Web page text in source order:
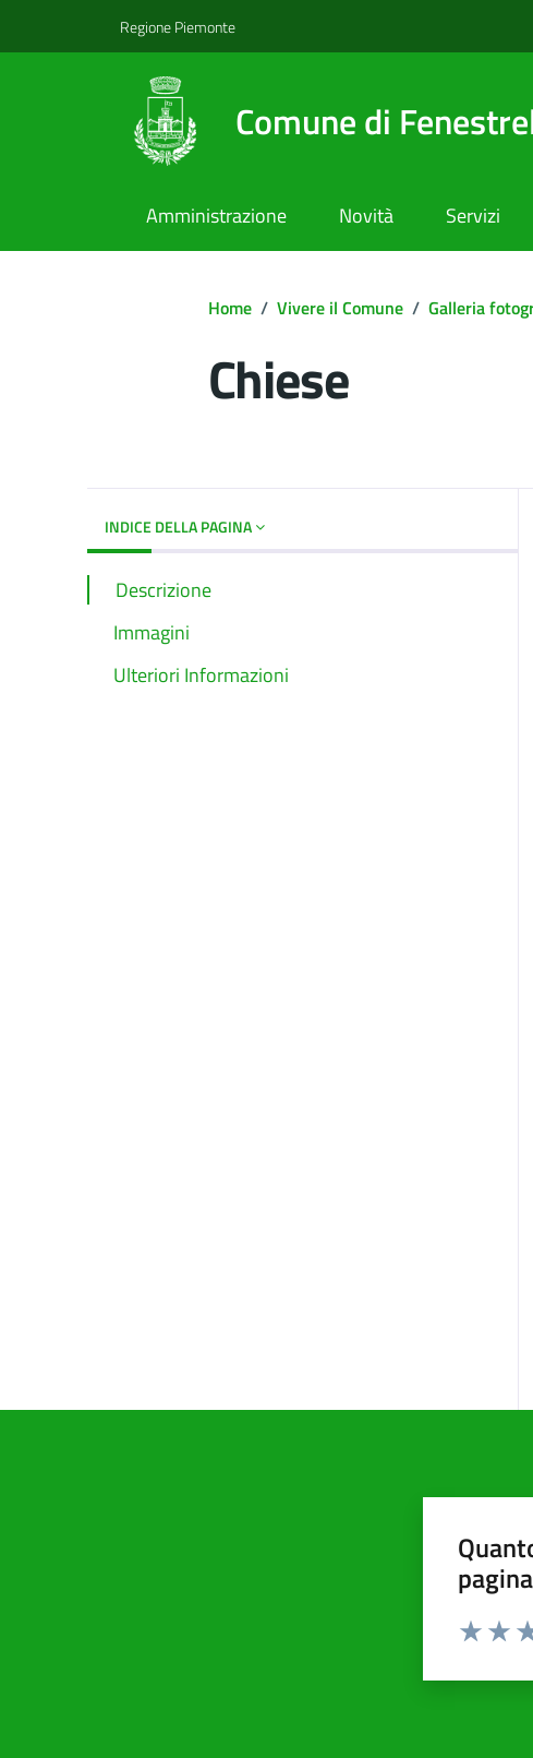
Regione Piemonte
Comune di
Amministrazione Novità Servizi
Home / Vivere il Comune / Galleria
Chiese
INDICE DELLA PAGINA
Descrizione
Immagini
Ulteriori Informazioni
Valuta da 1